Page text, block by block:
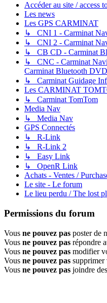
Accéder au site / access
Les news
Les GPS CARMINAT
↳ CNI 1 - Carminat
↳ CNI 2 - Carminat
↳ CB CD - Carminat
↳ CNC - Carminat
Carminat Bluetooth DVD
↳ Carminat Guidage
Les CARMINAT
↳ Carminat TomTom
Media Nav
↳ Media Nav
GPS Connectés
↳ R-Link
↳ R-Link 2
↳ Easy Link
↳ OpenR Link
Achats - Ventes /
Le site - Le forum
Le lieu perdu / The lost
Permissions du forum
Vous ne pouvez pas poster de
Vous ne pouvez pas répondre
Vous ne pouvez pas modifier
Vous ne pouvez pas supprimer
Vous ne pouvez pas joindre